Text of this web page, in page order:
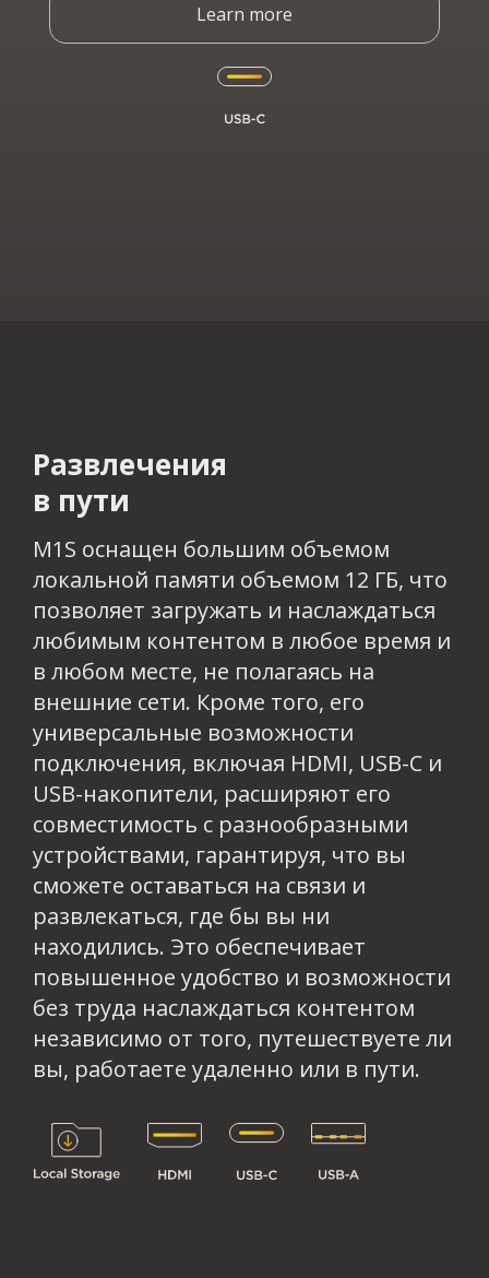
Learn more
Развлечения
в пути
M1S оснащен большим объемом
локальной памяти объемом 12 ГБ, что
позволяет загружать и наслаждаться
любимым контентом в любое время и
в любом месте, не полагаясь на
внешние сети. Кроме того, его
универсальные возможности
подключения, включая HDMI, USB-C и
USB-накопители, расширяют его
совместимость с разнообразными
устройствами, гарантируя, что вы
сможете оставаться на связи и
развлекаться, где бы вы ни
находились. Это обеспечивает
повышенное удобство и возможности
без труда наслаждаться контентом
независимо от того, путешествуете ли
вы, работаете удаленно или в пути.​​